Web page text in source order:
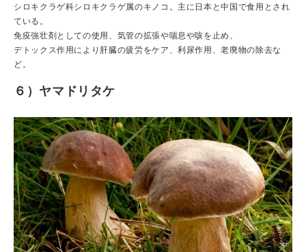
シロキクラゲ科シロキクラゲ属のキノコ。主に日本と中国で食用とされ
ている。
免疫強壮剤としての使用、気管の拡張や喘息や咳を止め、
デトックス作用により肝臓の疲労をケア、利尿作用、老廃物の除去な
ど。
６）ヤマドリタケ